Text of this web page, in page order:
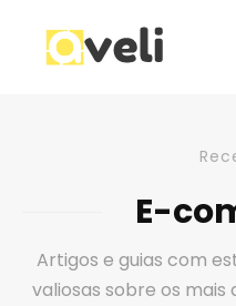
E-
Artigos e guias com
valiosas sobre os